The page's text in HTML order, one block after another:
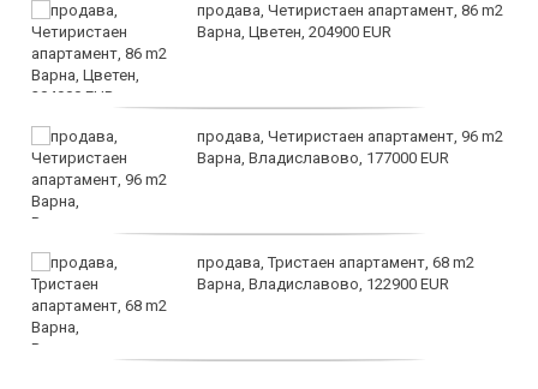
продава, Четиристаен апартамент, 86 m2
Варна, Цветен, 204900 EUR
продава, Четиристаен апартамент, 96 m2
Варна, Владиславово, 177000 EUR
продава, Тристаен апартамент, 68 m2
Варна, Владиславово, 122900 EUR